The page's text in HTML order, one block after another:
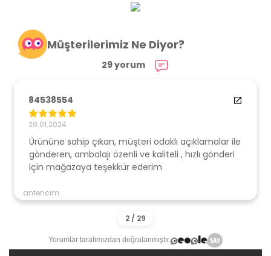
Müşterilerimiz Ne Diyor?
29 yorum
84538554
29.01.2024
Ürününe sahip çıkan, müşteri odaklı açıklamalar ile
gönderen, ambalajı özenli ve kaliteli , hızlı gönderi
için mağazaya teşekkür ederim
antencim
Yorumlar tarafımızdan doğrulanmıştır.